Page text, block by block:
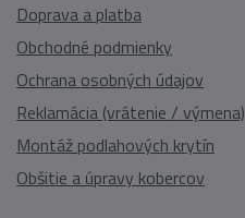
Doprava a platba
Obchodné podmienky
Ochrana osobných údajov
Reklamácia (vrátenie / výmena)
Montáž podlahových krytín
Obšitie a úpravy kobercov